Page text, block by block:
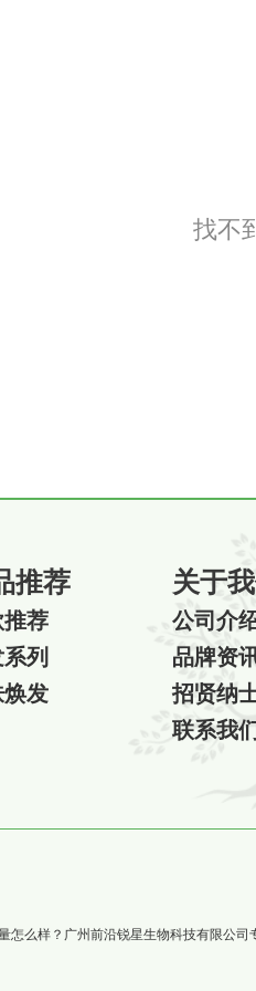
找不
推荐
荐
列
发
关于
公司介
品牌资
招贤纳
联系我们
么样？广州前沿锐星生物科技有限公